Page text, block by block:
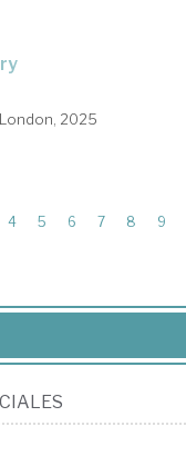
2025
4 5 6 7 8 9